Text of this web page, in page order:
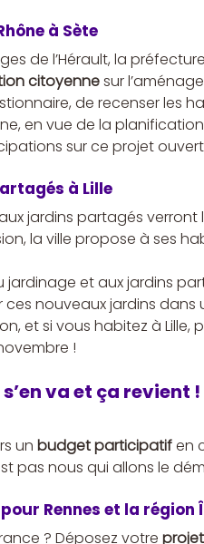
à Sète
de l’Hérault, la
citoyenne sur
de recenser les
en vue de la
sur ce projet
à Lille
jardins partagés verront
la ville propose à ses
et aux jardins
nouveaux jardins dans
et si vous habitez à
!
va et ça revient !
un budget participatif en
pas nous qui allons le
Rennes et la
? Déposez votre